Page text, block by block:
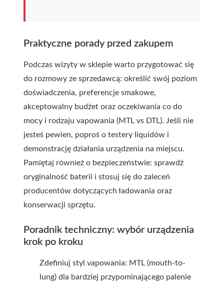
Praktyczne porady przed zakupem
Podczas wizyty w sklepie warto przygotować się
do rozmowy ze sprzedawcą: określić swój poziom
doświadczenia, preferencje smakowe,
akceptowalny budżet oraz oczekiwania co do
mocy i rodzaju vapowania (MTL vs DTL). Jeśli nie
jesteś pewien, poproś o testery liquidów i
demonstrację działania urządzenia na miejscu.
Pamiętaj również o bezpieczeństwie: sprawdź
oryginalność baterii i stosuj się do zaleceń
producentów dotyczących ładowania oraz
konserwacji sprzętu.
Poradnik techniczny: wybór urządzenia
krok po kroku
Zdefiniuj styl vapowania: MTL (mouth-to-
lung) dla bardziej przypominającego palenie